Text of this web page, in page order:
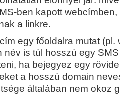
ben kapott
a linkre.
egy főoldalra mutat (pl.
név is túl hosszú egy
ha bejegyez egy
a hosszú domain
általában nem okoz